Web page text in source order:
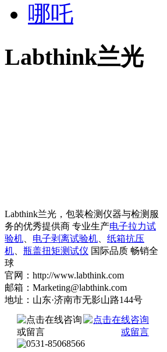
哪吒
Labthink兰光
Labthink兰光，包装检测仪器与检测服
务的优秀提供商 专业生产电子拉力试
验机
电子剥离试验机
纸箱抗压
机
瓶盖扭矩测试仪 国际品质 畅销全
球
官网：http://www.labthink.com
邮箱：Marketing@labthink.com
地址：山东·济南市无影山路144号